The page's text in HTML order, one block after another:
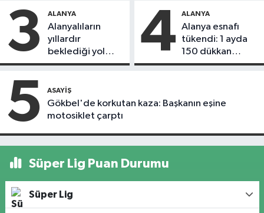
3 ALANYA
Alanyalıların
yıllardır
beklediği yol
askıdan döndü
4 ALANYA
Alanya esnafı
tükendi: 1 ayda
150 dükkan
kapandı
5 ASAYIŞ
Gökbel'de korkutan kaza: Başkanın eşine
motosiklet çarptı
Süper Lig Puan Durumu
Süper Lig